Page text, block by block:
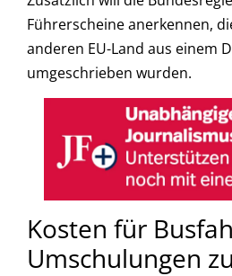
Führerscheine anerkennen,
anderen EU-Land aus einem
umgeschrieben wurden.
Kosten für
Umschulungen